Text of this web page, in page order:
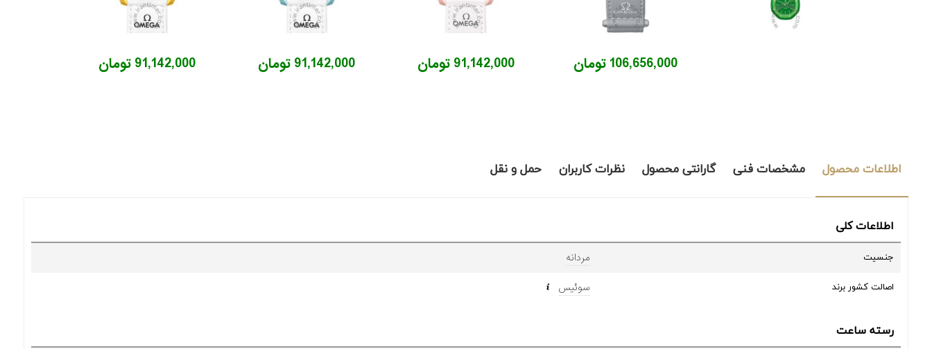
91,142,000 تومان 91,142,000 تومان 91,142,000 تومان 106,656,000 تومان
اطلاعات محصول مشخصات فنی گارانتی محصول نظرات کاربران حمل و نقل
اطلاعات کلی
جنسیت مردانه
اصالت کشور برند سوئیس
رسته ساعت